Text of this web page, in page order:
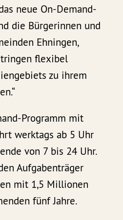
neue On-Demand-
die Bürgerinnen und
Ehningen,
flexibel
zu ihrem
Programm mit
werktags ab 5 Uhr
von 7 bis 24 Uhr.
Aufgabenträger
mit 1,5 Millionen
fünf Jahre.